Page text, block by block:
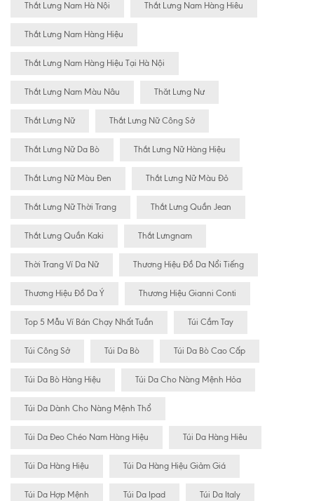
Thắt Lưng Nam Hà Nội Thắt Lưng Nam Hàng Hiêu
Thắt Lưng Nam Hàng Hiệu
Thắt Lưng Nam Hàng Hiệu Tại Hà Nội
Thắt Lưng Nam Màu Nâu Thăt Lưng Nư
Thắt Lưng Nữ Thắt Lưng Nữ Công Sở
Thắt Lưng Nữ Da Bò Thắt Lưng Nữ Hàng Hiệu
Thắt Lưng Nữ Màu Đen Thắt Lưng Nữ Màu Đỏ
Thắt Lưng Nữ Thời Trang Thắt Lưng Quần Jean
Thắt Lưng Quần Kaki Thắt Lưngnam
Thời Trang Ví Da Nữ Thương Hiệu Đồ Da Nổi Tiếng
Thương Hiệu Đồ Da Ý Thương Hiệu Gianni Conti
Top 5 Mẫu Ví Bán Chạy Nhất Tuần Túi Cầm Tay
Túi Công Sở Túi Da Bò Túi Da Bò Cao Cấp
Túi Da Bò Hàng Hiệu Túi Da Cho Nàng Mệnh Hỏa
Túi Da Dành Cho Nàng Mệnh Thổ
Túi Da Đeo Chéo Nam Hàng Hiệu Túi Da Hàng Hiêu
Túi Da Hàng Hiệu Túi Da Hàng Hiệu Giảm Giá
Túi Da Hợp Mệnh Túi Da Ipad Túi Da Italy